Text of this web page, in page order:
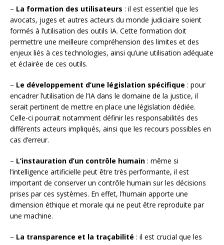
– La formation des utilisateurs : il est essentiel que les
avocats, juges et autres acteurs du monde judiciaire soient
formés à l’utilisation des outils IA. Cette formation doit
permettre une meilleure compréhension des limites et des
enjeux liés à ces technologies, ainsi qu’une utilisation adéquate
et éclairée de ces outils.
– Le développement d’une législation spécifique : pour
encadrer l’utilisation de l’IA dans le domaine de la justice, il
serait pertinent de mettre en place une législation dédiée.
Celle-ci pourrait notamment définir les responsabilités des
différents acteurs impliqués, ainsi que les recours possibles en
cas d’erreur.
– L’instauration d’un contrôle humain : même si
l’intelligence artificielle peut être très performante, il est
important de conserver un contrôle humain sur les décisions
prises par ces systèmes. En effet, l’humain apporte une
dimension éthique et morale qui ne peut être reproduite par
une machine.
– La transparence et la traçabilité : il est crucial que les